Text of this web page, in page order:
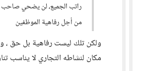
راتب الجميع، لن يضحي صاحب
من أجل رفاهية الموظفين
ولكن تلك ليست رفاهية بل حق ،
مكان لنشاطه التجاري لا يناسب